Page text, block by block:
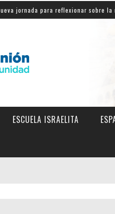
para reflexionar sobre la
ESCUELA ISRAELITA